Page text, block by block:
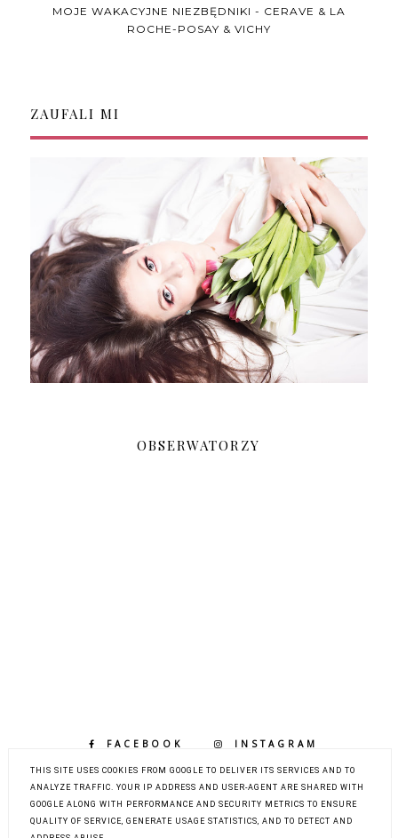
MOJE WAKACYJNE NIEZBĘDNIKI - CERAVE & LA
ROCHE-POSAY & VICHY
ZAUFALI MI
OBSERWATORZY
FACEBOOK INSTAGRAM
BLOGLOVIN
COPYRIGHT ©
THIS SITE USES COOKIES FROM GOOGLE TO DELIVER ITS SERVICES AND TO
ANALYZE TRAFFIC. YOUR IP ADDRESS AND USER-AGENT ARE SHARED WITH
GOOGLE ALONG WITH PERFORMANCE AND SECURITY METRICS TO ENSURE
QUALITY OF SERVICE, GENERATE USAGE STATISTICS, AND TO DETECT AND